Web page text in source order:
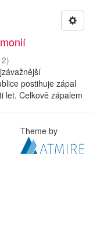
)
postihuje zápal
let. Celkově zápalem
Theme by